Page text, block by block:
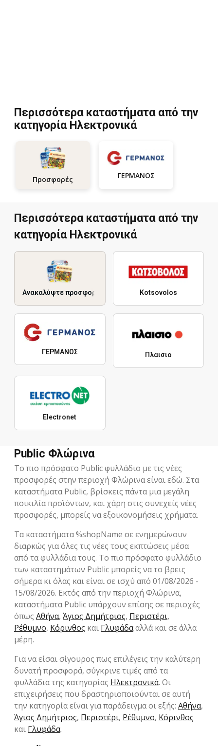
Περισσότερα καταστήματα από την
κατηγορία Hλεκτρονικά
Προσφορές ΓΕΡΜΑΝΟΣ
Περισσότερα καταστήματα από την
κατηγορία Hλεκτρονικά
Ανακαλύψτε προσφορές Kotsovolos
ΓΕΡΜΑΝΟΣ Πλαισιο
Electronet
Public Φλώρινα
Το πιο πρόσφατο Public φυλλάδιο με τις νέες
προσφορές στην περιοχή Φλώρινα είναι εδώ. Στα
καταστήματα Public, βρίσκεις πάντα μια μεγάλη
ποικιλία προϊόντων, και χάρη στις συνεχείς νέες
προσφορές, μπορείς να εξοικονομήσεις χρήματα.
Τα καταστήματα %shopName σε ενημερώνουν
διαρκώς για όλες τις νέες τους εκπτώσεις μέσα
από τα φυλλάδια τους. Το πιο πρόσφατο φυλλάδιο
των καταστημάτων Public μπορείς να το βρεις
σήμερα κι όλας και είναι σε ισχύ από 01/08/2026 -
15/08/2026. Εκτός από την περιοχή Φλώρινα,
καταστήματα Public υπάρχουν επίσης σε περιοχές
όπως Αθήνα, Άγιος Δημήτριος, Περιστέρι,
Ρέθυμνο, Κόρινθος και Γλυφάδααλλά και σε άλλα
μέρη.
Για να είσαι σίγουρος πως επιλέγεις την καλύτερη
δυνατή προσφορά, σύγκρινε τιμές από τα
φυλλάδια της κατηγορίας Hλεκτρονικά. Οι
επιχειρήσεις που δραστηριοποιούνται σε αυτή
την κατηγορία είναι για παράδειγμα οι εξής: Αθήνα,
Άγιος Δημήτριος, Περιστέρι, Ρέθυμνο, Κόρινθος
και Γλυφάδα.